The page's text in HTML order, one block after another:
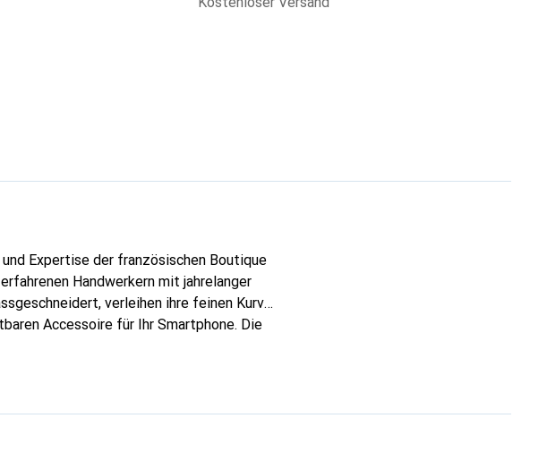
Expertise der französischen Boutique
Handwerkern mit jahrelanger
verleihen ihre feinen Kurven
Accessoire für Ihr Smartphone. Die